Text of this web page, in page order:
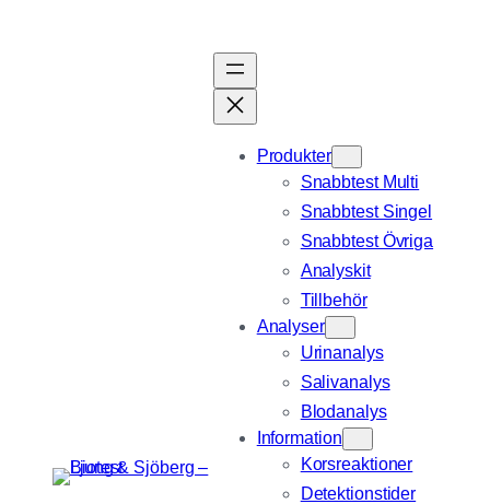
Produkter
Snabbtest Multi
Snabbtest Singel
Snabbtest Övriga
Analyskit
Tillbehör
Analyser
Urinanalys
Salivanalys
Blodanalys
Information
Korsreaktioner
Detektionstider